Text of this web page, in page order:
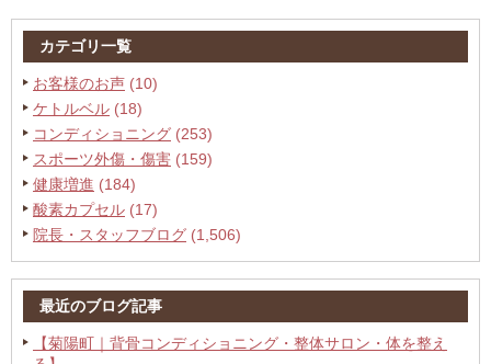
カテゴリ一覧
お客様のお声 (10)
ケトルベル (18)
コンディショニング (253)
スポーツ外傷・傷害 (159)
健康増進 (184)
酸素カプセル (17)
院長・スタッフブログ (1,506)
最近のブログ記事
【菊陽町｜背骨コンディショニング・整体サロン・体を整え